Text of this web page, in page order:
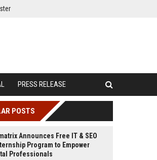
PRESS RELEASE
POSTS
Announces Free IT & SEO
Program to Empower
Professionals